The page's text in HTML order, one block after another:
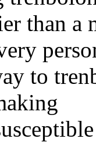
than
to